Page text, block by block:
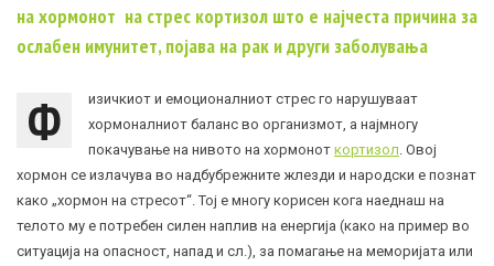
на хормонот на стрес кортизол што е најчеста причина за
ослабен имунитет, појава на рак и други заболувања
Ф
изичкиот и емоционалниот стрес го нарушуваат
хормоналниот баланс во организмот, а најмногу
покачување на нивото на хормонот кортизол . Овој
хормон се излачува во надбубрежните жлезди и народски е познат
како „хормон на стресот“. Тој е многу корисен кога наеднаш на
телото му е потребен силен наплив на енергија (како на пример во
ситуација на опасност, напад и сл.), за помагање на меморијата или